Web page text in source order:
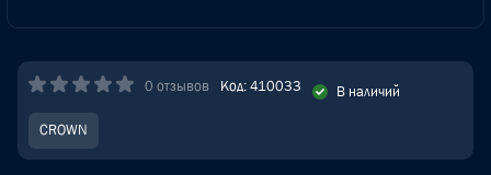
0 отзывов Код: 410033 В наличий
CROWN